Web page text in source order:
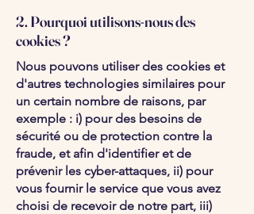
2. Pourquoi utilisons-nous des
cookies ?
Nous pouvons utiliser des cookies et
d'autres technologies similaires pour
un certain nombre de raisons, par
exemple : i) pour des besoins de
sécurité ou de protection contre la
fraude, et afin d'identifier et de
prévenir les cyber-attaques, ii) pour
vous fournir le service que vous avez
choisi de recevoir de notre part, iii)